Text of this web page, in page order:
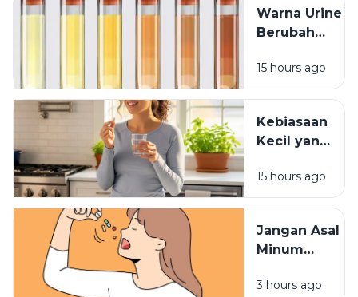
Warna Urine
Berubah
Minum
Vitamin? Ini
Penjelasannya
15 hours ago
Kebiasaan
Kecil yang
Vitamin
Tidak
Maksimal
15 hours ago
Jangan Asal
Minum
Waktu
3 hours ago